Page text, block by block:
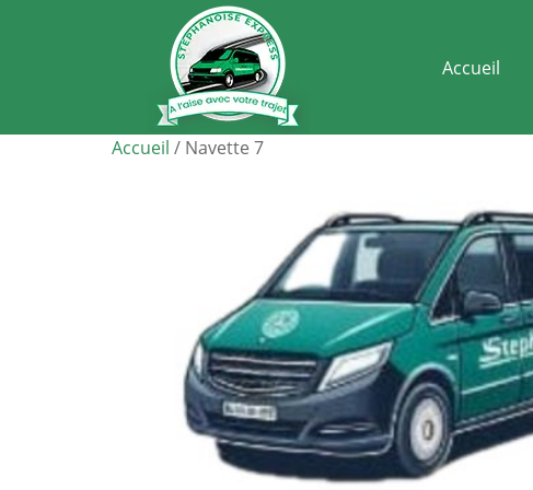
Accueil
Accueil / Navette 7